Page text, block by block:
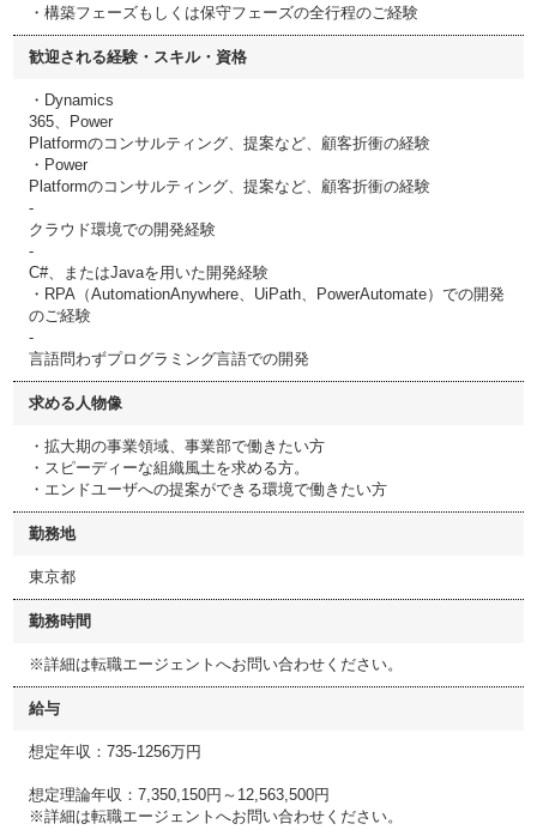
・構築フェーズもしくは保守フェーズの全行程のご経験
歓迎される経験・スキル・資格
・Dynamics
365、Power
Platformのコンサルティング、提案など、顧客折衝の経験
・Power
Platformのコンサルティング、提案など、顧客折衝の経験
-
クラウド環境での開発経験
-
C#、またはJavaを用いた開発経験
・RPA（AutomationAnywhere、UiPath、PowerAutomate）での開発
のご経験
-
言語問わずプログラミング言語での開発
求める人物像
・拡大期の事業領域、事業部で働きたい方
・スピーディーな組織風土を求める方。
・エンドユーザへの提案ができる環境で働きたい方
勤務地
東京都
勤務時間
※詳細は転職エージェントへお問い合わせください。
給与
想定年収：735-1256万円
想定理論年収：7,350,150円～12,563,500円
※詳細は転職エージェントへお問い合わせください。